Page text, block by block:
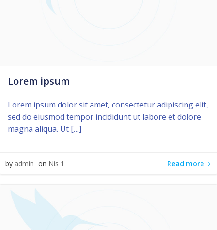
Lorem ipsum
Lorem ipsum dolor sit amet, consectetur adipiscing elit,
sed do eiusmod tempor incididunt ut labore et dolore
magna aliqua. Ut […]
by admin on Nis 1 Read more